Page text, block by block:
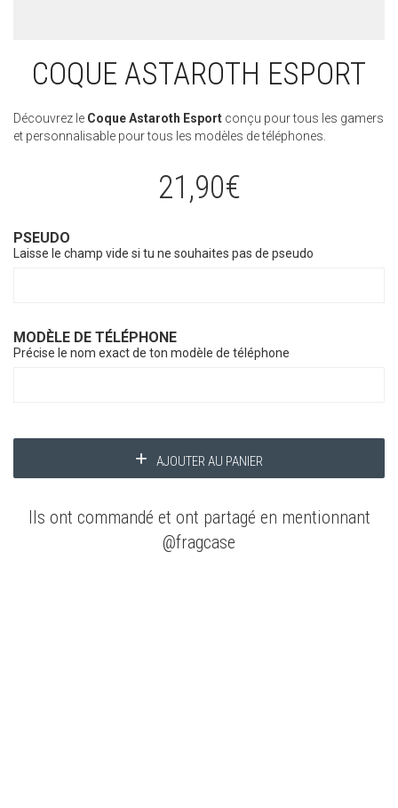
COQUE ASTAROTH ESPORT
Découvrez le Coque Astaroth Esport conçu pour tous les gamers
et personnalisable pour tous les modèles de téléphones.
21,90€
PSEUDO
Laisse le champ vide si tu ne souhaites pas de pseudo
MODÈLE DE TÉLÉPHONE
Précise le nom exact de ton modèle de téléphone
AJOUTER AU PANIER
Ils ont commandé et ont partagé en mentionnant
@fragcase